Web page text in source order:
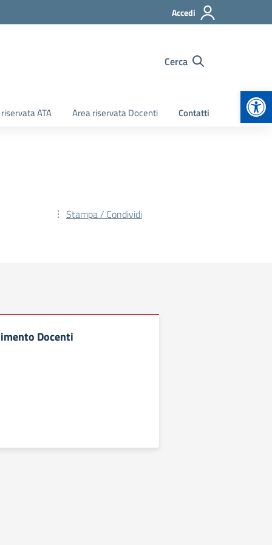
Accedi
Cerca
ATA Area riservata Docenti Contatti
Stampa / Condividi
Docenti